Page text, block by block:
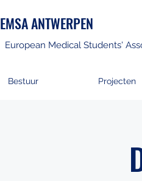
EMSA ANTWERPEN
European Medical Students'
Bestuur Projecten